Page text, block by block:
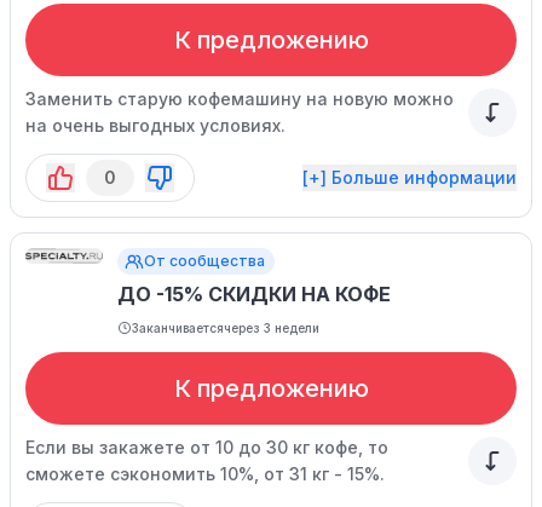
К предложению
Заменить старую кофемашину на новую можно
на очень выгодных условиях.
0 [+] Больше информации
От сообщества
ДО -15% СКИДКИ НА КОФЕ
Заканчиваетсячерез 3 недели
К предложению
Если вы закажете от 10 до 30 кг кофе, то
сможете сэкономить 10%, от 31 кг - 15%.